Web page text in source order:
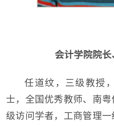
会计学院院
任道纹，三级教授
士，全国优秀教师、南
级访问学者，工商管理